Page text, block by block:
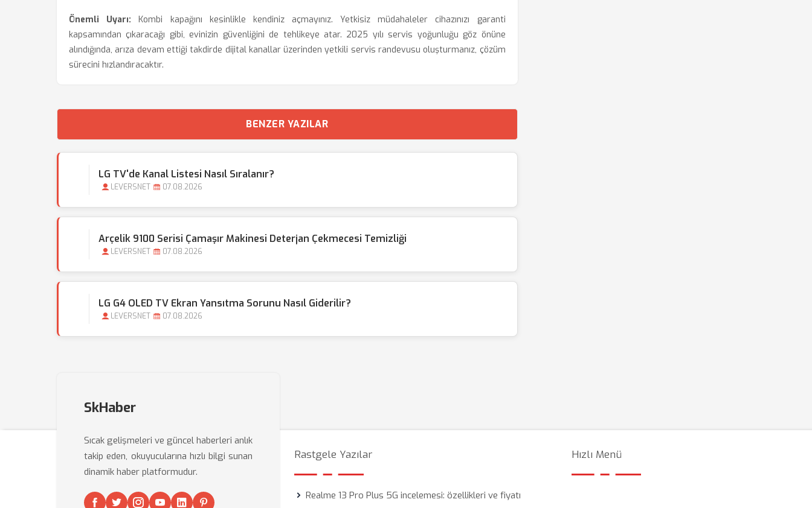
Önemli Uyarı: Kombi kapağını kesinlikle kendiniz açmayınız. Yetkisiz müdahaleler cihazınızı garanti
kapsamından çıkaracağı gibi, evinizin güvenliğini de tehlikeye atar. 2025 yılı servis yoğunluğu göz önüne
alındığında, arıza devam ettiği takdirde dijital kanallar üzerinden yetkili servis randevusu oluşturmanız, çözüm
sürecini hızlandıracaktır.
BENZER YAZILAR
LG TV'de Kanal Listesi Nasıl Sıralanır?
LEVERSNET 07.08.2026
Arçelik 9100 Serisi Çamaşır Makinesi Deterjan Çekmecesi Temizliği
LEVERSNET 07.08.2026
LG G4 OLED TV Ekran Yansıtma Sorunu Nasıl Giderilir?
LEVERSNET 07.08.2026
SkHaber
Sıcak gelişmeleri ve güncel haberleri anlık
takip eden, okuyucularına hızlı bilgi sunan
dinamik haber platformudur.
Rastgele Yazılar
Realme 13 Pro Plus 5G incelemesi: özellikleri ve fiyatı
Hızlı Menü